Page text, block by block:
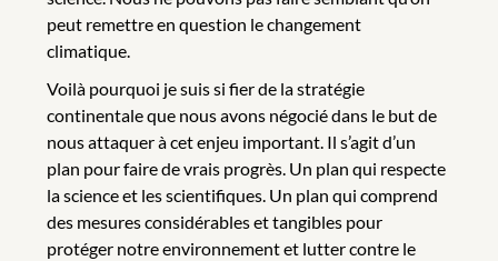
peut remettre en question le changement
climatique.
Voilà pourquoi je suis si fier de la stratégie
continentale que nous avons négocié dans le but de
nous attaquer à cet enjeu important. Il s’agit d’un
plan pour faire de vrais progrès. Un plan qui respecte
la science et les scientifiques. Un plan qui comprend
des mesures considérables et tangibles pour
protéger notre environnement et lutter contre le